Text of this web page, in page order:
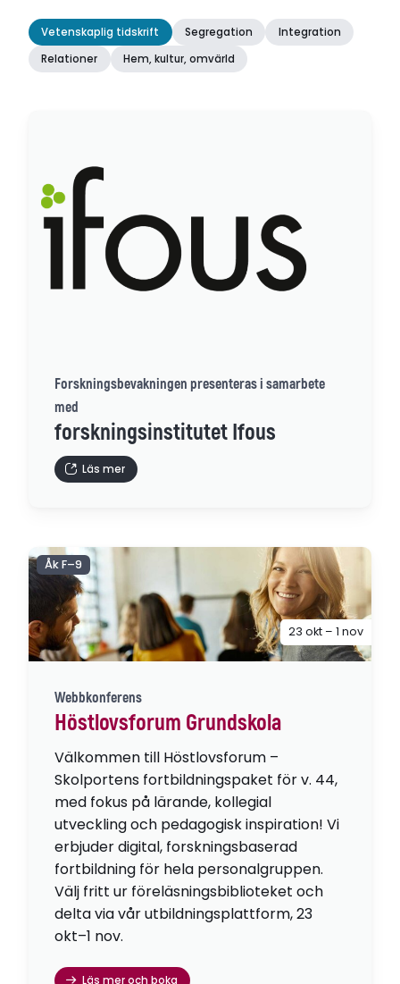
Vetenskaplig tidskrift Segregation
Integration
Relationer
Hem, kultur, omvärld
Forskningsbevakningen presenteras i samarbete
med
forskningsinstitutet Ifous
Läs mer
Webbkonferens
Höstlovsforum Grundskola
Välkommen till Höstlovsforum –
Skolportens fortbildningspaket för v. 44,
med fokus på lärande, kollegial
utveckling och pedagogisk inspiration! Vi
erbjuder digital, forskningsbaserad
fortbildning för hela personalgruppen.
Välj fritt ur föreläsningsbiblioteket och
delta via vår utbildningsplattform, 23
okt–1 nov.
Läs mer och boka
Åk F–9
23 okt – 1 nov